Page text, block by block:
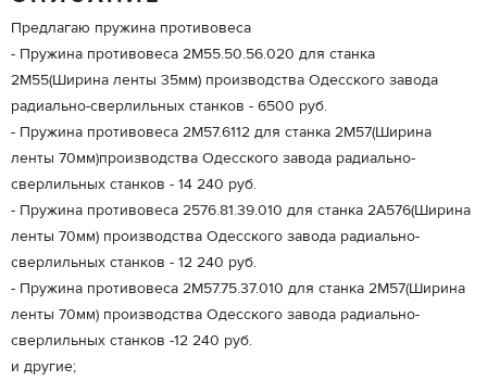
Предлагаю пружина противовеса
- Пружина противовеса 2М55.50.56.020 для станка
2М55(Ширина ленты 35мм) производства Одесского завода
радиально-сверлильных станков - 6500 руб.
- Пружина противовеса 2М57.6112 для станка 2М57(Ширина
ленты 70мм)производства Одесского завода радиально-
сверлильных станков - 14 240 руб.
- Пружина противовеса 2576.81.39.010 для станка 2А576(Ширина
ленты 70мм) производства Одесского завода радиально-
сверлильных станков - 12 240 руб.
- Пружина противовеса 2М57.75.37.010 для станка 2М57(Ширина
ленты 70мм) производства Одесского завода радиально-
сверлильных станков -12 240 руб.
и другие;